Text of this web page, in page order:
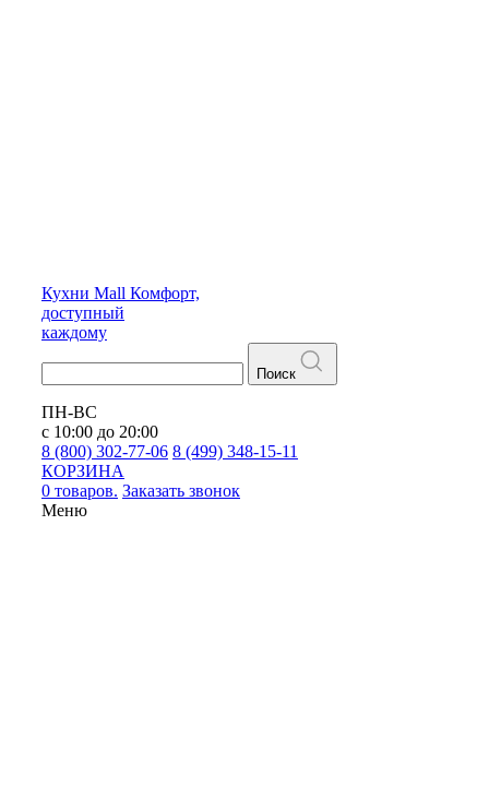
Кухни Mall Комфорт,
доступный
каждому
Поиск
ПН-ВС
с 10:00 до 20:00
8 (800) 302-77-06 8 (499) 348-15-11
КОРЗИНА
0 товаров. Заказать звонок
Меню